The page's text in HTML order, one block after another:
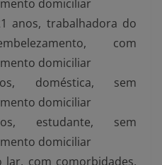
domiciliar
anos, trabalhadora do
com
domiciliar
doméstica, sem
domiciliar
estudante, sem
domiciliar
lar, com comorbidades,